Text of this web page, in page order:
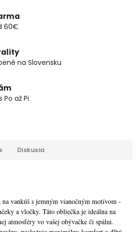
60€
na Slovensku
až Pi
Diskusia
na vankúš s jemným vianočným motívom -
a vločky. Táto obliečka je ideálna na
atmosféry vo vašej obývačke či spálni.